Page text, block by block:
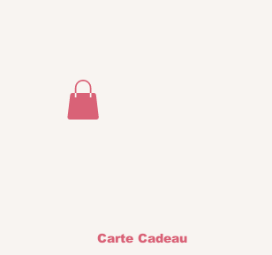
Carte Cadeau